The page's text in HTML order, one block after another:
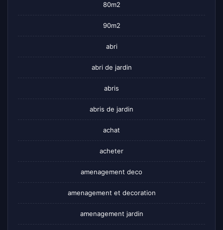
80m2
90m2
abri
abri de jardin
abris
abris de jardin
achat
acheter
amenagement deco
amenagement et decoration
amenagement jardin